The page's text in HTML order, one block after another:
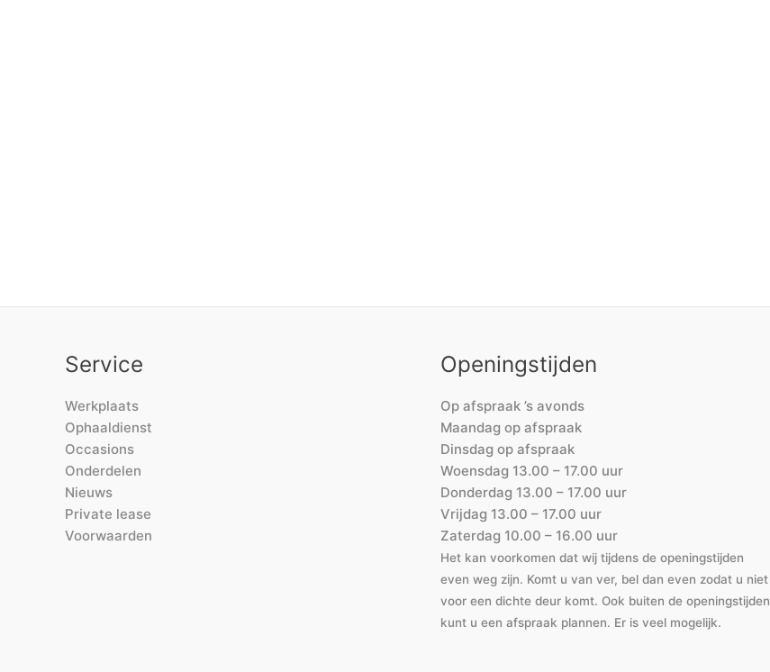
Service
Werkplaats
Ophaaldienst
Occasions
Onderdelen
Nieuws
Private lease
Voorwaarden
Openingstijden
Op afspraak ’s avonds
Maandag op afspraak
Dinsdag op afspraak
Woensdag 13.00 – 17.00 uur
Donderdag 13.00 – 17.00 uur
Vrijdag 13.00 – 17.00 uur
Zaterdag 10.00 – 16.00 uur
Het kan voorkomen dat wij tijdens de openingstijden
even weg zijn. Komt u van ver, bel dan even zodat u niet
voor een dichte deur komt. Ook buiten de openingstijden
kunt u een afspraak plannen. Er is veel mogelijk.